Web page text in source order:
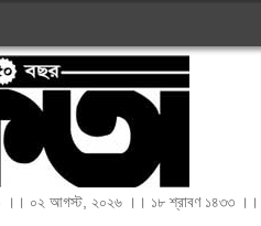
।। ০২ আগস্ট, ২০২৬ ।। ১৮ শ্রাবণ ১৪৩৩ ।।